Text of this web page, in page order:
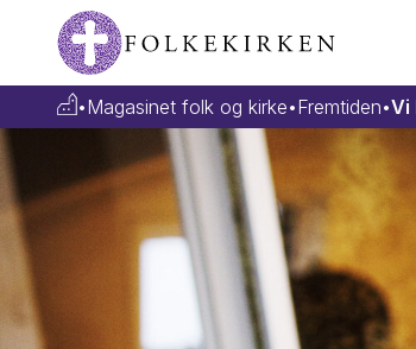
•Magasinet folk og kirke•Fremtiden•Vi